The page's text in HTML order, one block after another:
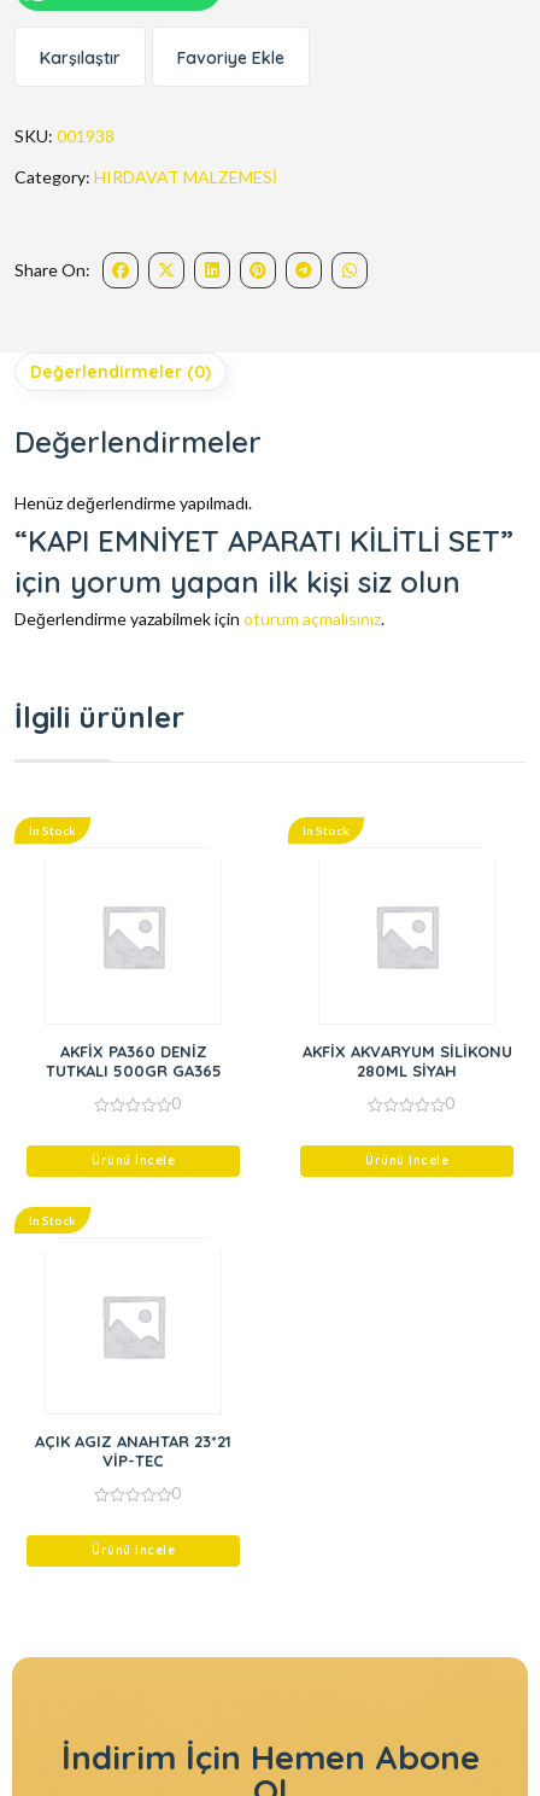
Karşılaştır Favoriye Ekle
SKU: 001938
Category: HIRDAVAT MALZEMESİ
Share On:
Değerlendirmeler (0)
Değerlendirmeler
Henüz değerlendirme yapılmadı.
“KAPI EMNİYET APARATI KİLİTLİ SET”
için yorum yapan ilk kişi siz olun
Değerlendirme yazabilmek için oturum açmalısınız.
İlgili ürünler
In Stock
AKFİX PA360 DENİZ
TUTKALI 500GR GA365
of
0
Ürünü İncele
In Stock
AKFİX AKVARYUM SİLİKONU
280ML SİYAH
of
0
Ürünü İncele
In Stock
AÇIK AGIZ ANAHTAR 23*21
VİP-TEC
of
0
Ürünü İncele
İndirim İçin Hemen Abone